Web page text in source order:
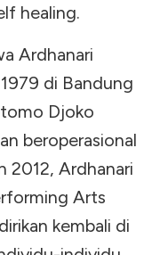
healing.
Ardhanari
di Bandung
Djoko
beroperasional
2012, Ardhanari
Arts
kembali di